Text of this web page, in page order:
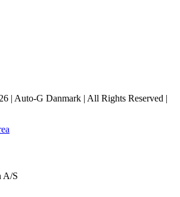
| Auto-G Danmark | All Rights Reserved |
A/S